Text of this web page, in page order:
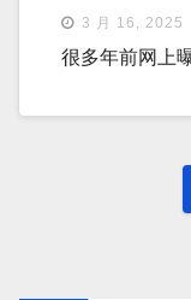
3 月 16, 2025
很多年前网上